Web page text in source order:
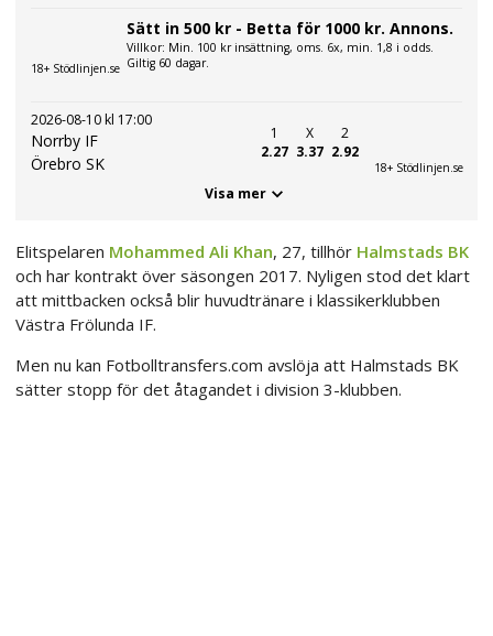
18+ Stödlinjen.se
Sätt in 500 kr - Betta för 1000 kr. Annons.
Villkor: Min. 100 kr insättning, oms. 6x, min. 1,8 i odds.
Giltig 60 dagar.
2026-08-10 kl 17:00
Norrby IF
Örebro SK
1
2.27
X
3.37
2
2.92
18+ Stödlinjen.se
Visa mer
Elitspelaren Mohammed Ali Khan, 27, tillhör Halmstads BK
och har kontrakt över säsongen 2017. Nyligen stod det klart
att mittbacken också blir huvudtränare i klassikerklubben
Västra Frölunda IF.
Men nu kan Fotbolltransfers.com avslöja att Halmstads BK
sätter stopp för det åtagandet i division 3-klubben.